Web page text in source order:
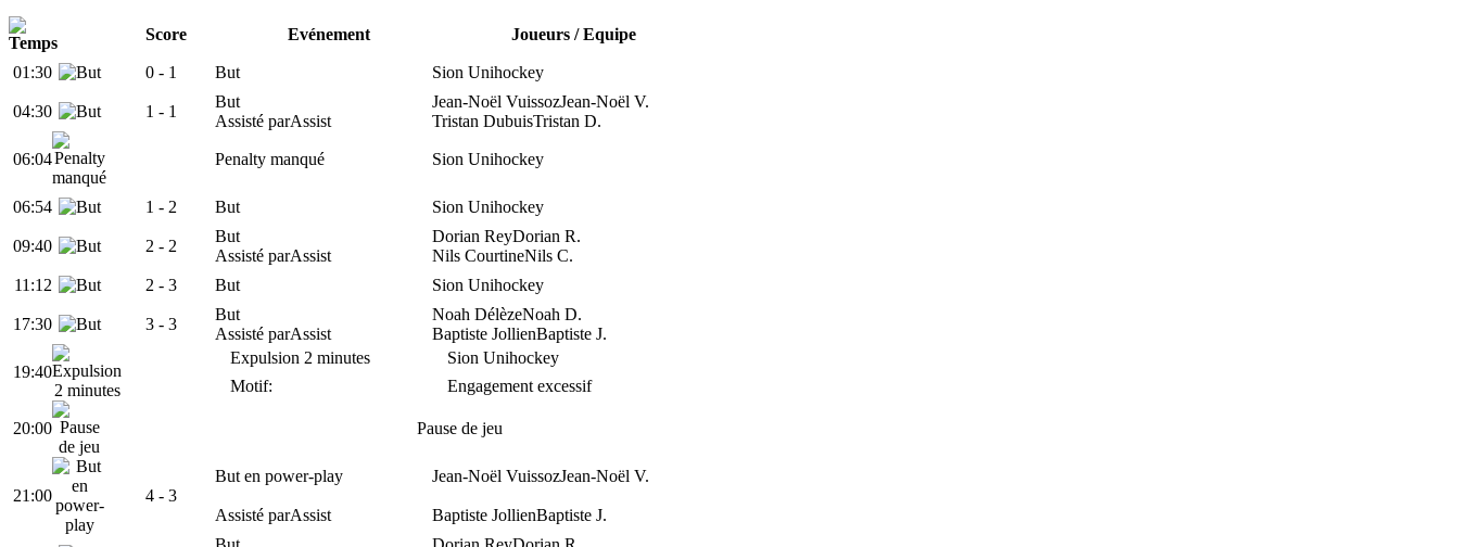
Score Evénement Joueurs / Equipe
01:30 0 - 1 But Sion Unihockey
04:30 1 - 1
But Jean-Noël VuissozJean-Noël V.
Assisté parAssist Tristan DubuisTristan D.
06:04 Penalty manqué Sion Unihockey
06:54 1 - 2 But Sion Unihockey
09:40 2 - 2
But Dorian ReyDorian R.
Assisté parAssist Nils CourtineNils C.
11:12
2 - 3 But Sion Unihockey
17:30 3- 3
But Noah DélèzeNoah D.
Assisté parAssist Baptiste JollienBaptiste J.
19:40
Expulsion 2 minutes
Sion Unihockey
Motif:
Engagement excessif
20:00 Pause de jeu
21:00 4- 3
But en power-play Jean-Noël VuissozJean-Noël V.
Assisté parAssist Baptiste JollienBaptiste J.